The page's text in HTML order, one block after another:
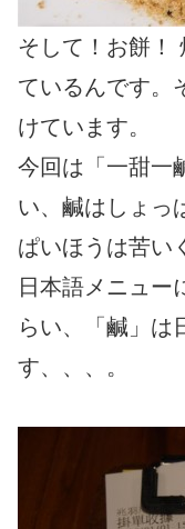
そして！お餅！
ているんです。
けています。
今回は「一甜一
い、鹹はしょっ
ぱいほうは苦い
日本語メニュー
らい、「鹹」は
す、、、。